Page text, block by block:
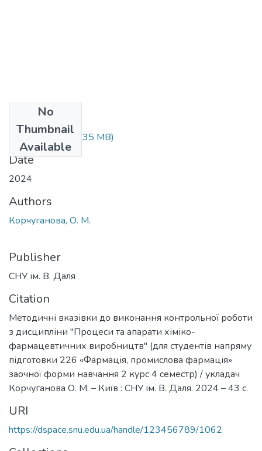
No
Thumbnail
Available
КР_ПАФВ.pdf(1.35 MB)
Date
2024
Authors
Корчуганова, О. М.
Publisher
СНУ ім. В. Даля
Citation
Методичні вказівки до виконання контрольної роботи
з дисципліни "Процеси та апарати хіміко-
фармацевтичних виробництв" (для студентів напряму
підготовки 226 «Фармація, промислова фармація»
заочної форми навчання 2 курс 4 семестр) / укладач
Корчуганова О. М. – Київ : СНУ ім. В. Даля. 2024 – 43 с.
URI
https://dspace.snu.edu.ua/handle/123456789/1062